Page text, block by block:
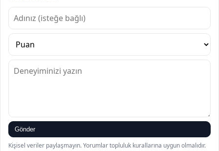
Gönder
Kişisel veriler paylaşmayın. Yorumlar topluluk kurallarına uygun olmalıdır.